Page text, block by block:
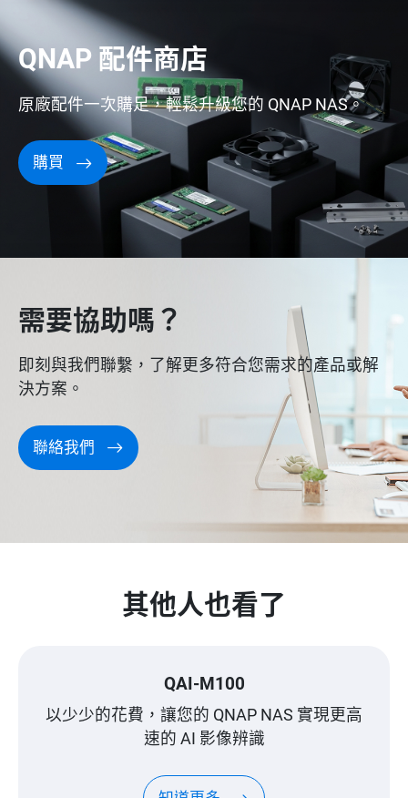
QNAP 配件商店
原廠配件一次購足，輕鬆升級您的 QNAP NAS。
購買
需要協助嗎？
即刻與我們聯繫，了解更多符合您需求的產品或解
決方案。
聯絡我們
其他人也看了
QAI-M100
以少少的花費，讓您的 QNAP NAS 實現更高
速的 AI 影像辨識